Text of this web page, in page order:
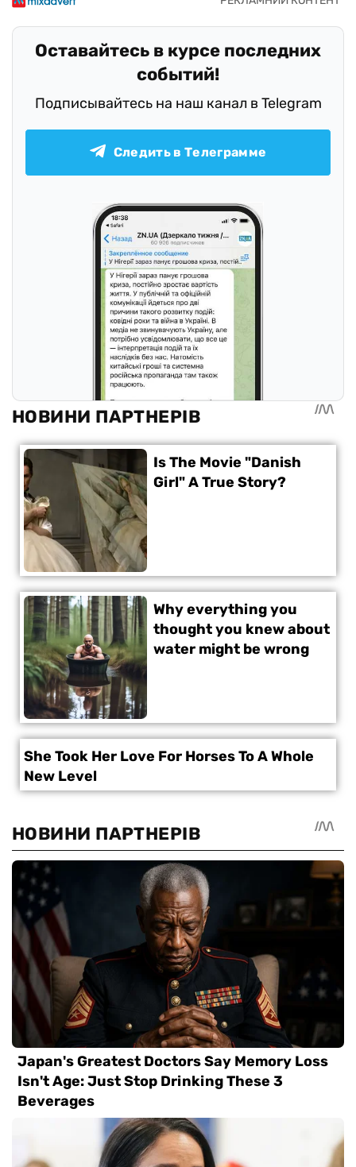
Оставайтесь в курсе последних
событий!
Подписывайтесь на наш канал в Telegram
Следить в Телеграмме